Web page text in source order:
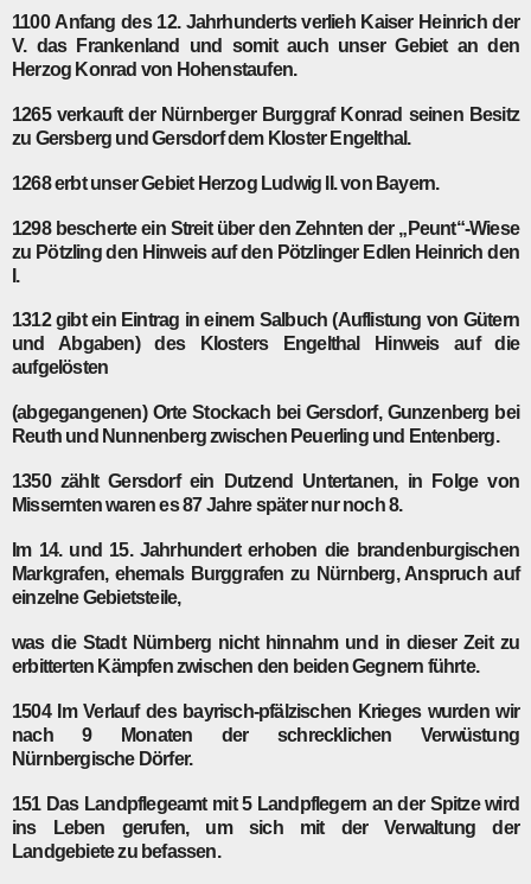
1100Anfang des 12. Jahrhunderts verlieh Kaiser Heinrich der
V. das Frankenland und somit auch unser Gebiet an den
Herzog Konrad von Hohenstaufen.
1265verkauft der Nürnberger Burggraf Konrad seinen Besitz
zu Gersberg und Gersdorf dem Kloster Engelthal.
1268erbt unser Gebiet Herzog Ludwig II. von Bayern.
1298 bescherte ein Streit über den Zehnten der „Peunt“-Wiese
zu Pötzling den Hinweis auf den Pötzlinger Edlen Heinrich den
I.
1312gibt ein Eintrag in einem Salbuch (Auflistung von Gütern
und Abgaben) des Klosters Engelthal Hinweis auf die
aufgelösten
(abgegangenen) Orte Stockach bei Gersdorf, Gunzenberg bei
Reuth und Nunnenberg zwischen Peuerling und Entenberg.
1350zählt Gersdorf ein Dutzend Untertanen, in Folge von
Missernten waren es 87 Jahre später nur noch 8.
Im 14. und 15. Jahrhunderterhoben die brandenburgischen
Markgrafen, ehemals Burggrafen zu Nürnberg, Anspruch auf
einzelne Gebietsteile,
was die Stadt Nürnberg nicht hinnahm und in dieser Zeit zu
erbitterten Kämpfen zwischen den beiden Gegnern führte.
1504Im Verlauf des bayrisch-pfälzischen Krieges wurden wir
nach 9 Monaten der schrecklichen Verwüstung
Nürnbergische Dörfer.
151 Das Landpflegeamt mit 5 Landpflegern an der Spitze wird
ins Leben gerufen, um sich mit der Verwaltung der
Landgebiete zu befassen.